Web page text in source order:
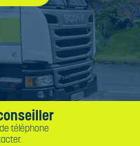
téléphone